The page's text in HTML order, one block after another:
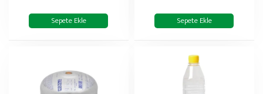
Sepete Ekle Sepete Ekle